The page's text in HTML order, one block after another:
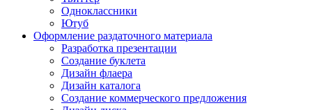
Одноклассники
Ютуб
Оформление раздаточного материала
Разработка презентации
Создание буклета
Дизайн флаера
Дизайн каталога
Создание коммерческого предложения